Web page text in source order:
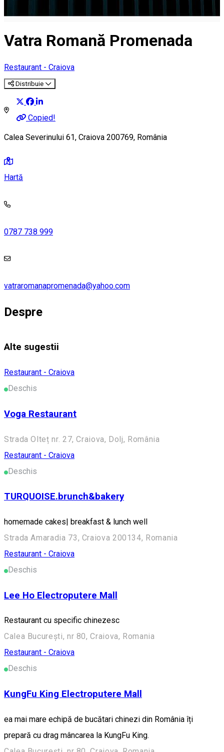
Vatra Romană Promenada
Restaurant - Craiova
Distribuie
Copied!
Calea Severinului 61, Craiova 200769, România
Hartă
0787 738 999
vatraromanapromenada@yahoo.com
Despre
Alte sugestii
Restaurant - Craiova
Deschis
Voga Restaurant
Strada Olteț nr. 27, Craiova, Dolj, România
Restaurant - Craiova
Deschis
TURQUOISE.brunch&bakery
homemade cakes| breakfast & lunch well
Strada Amaradia 73, Craiova 200134, Romania
Restaurant - Craiova
Deschis
Lee Ho Electroputere Mall
Restaurant cu specific chinezesc
Calea București, nr 80, Craiova, Romania
Restaurant - Craiova
Deschis
KungFu King Electroputere Mall
ea mai mare echipă de bucătari chinezi din România îți
prepară cu drag mâncarea la KungFu King.